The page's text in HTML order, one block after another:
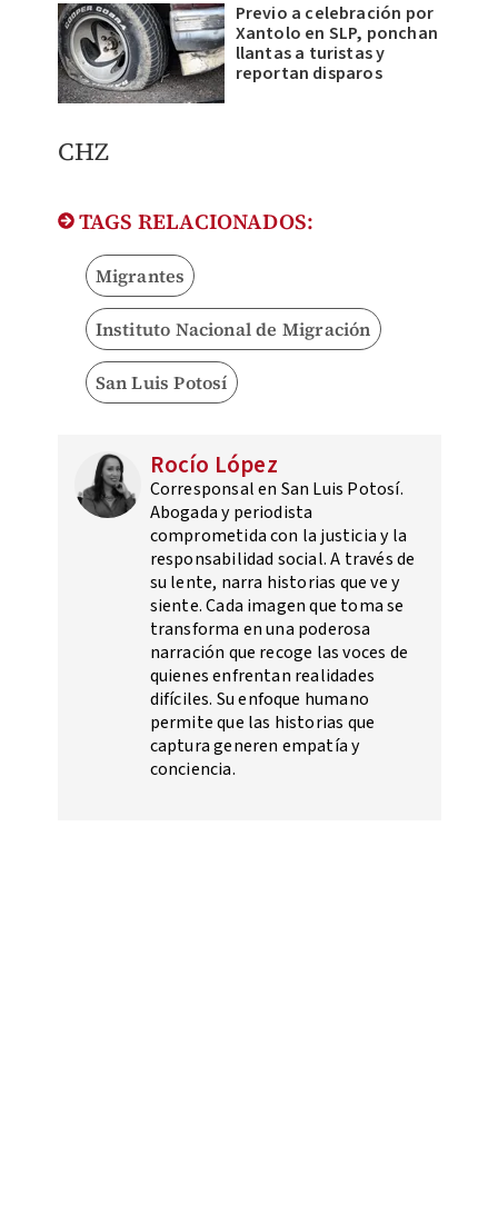
Previo a celebración por
Xantolo en SLP, ponchan
llantas a turistas y
reportan disparos
CHZ
TAGS RELACIONADOS:
Migrantes
Instituto Nacional de Migración
San Luis Potosí
Rocío López
Corresponsal en San Luis Potosí.
Abogada y periodista
comprometida con la justicia y la
responsabilidad social. A través de
su lente, narra historias que ve y
siente. Cada imagen que toma se
transforma en una poderosa
narración que recoge las voces de
quienes enfrentan realidades
difíciles. Su enfoque humano
permite que las historias que
captura generen empatía y
conciencia.